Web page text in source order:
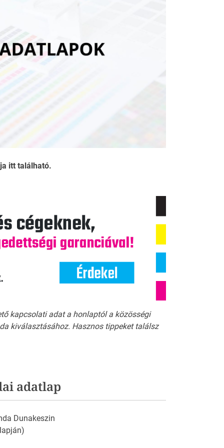
itt található.
kapcsolati adat a honlaptól a közösségi
kiválasztásához. Hasznos tippeket találsz
adatlap
Dunakeszin